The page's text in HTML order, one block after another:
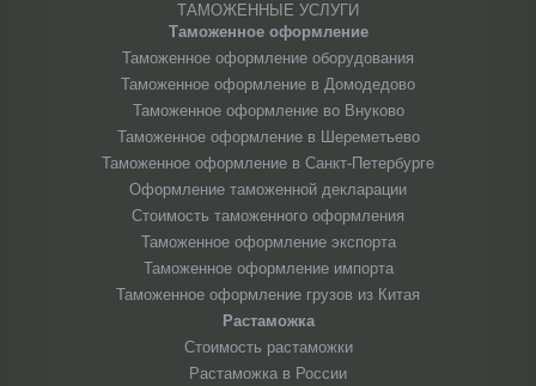
ТАМОЖЕННЫЕ УСЛУГИ
Таможенное оформление
Таможенное оформление оборудования
Таможенное оформление в Домодедово
Таможенное оформление во Внуково
Таможенное оформление в Шереметьево
Таможенное оформление в Санкт-Петербурге
Оформление таможенной декларации
Стоимость таможенного оформления
Таможенное оформление экспорта
Таможенное оформление импорта
Таможенное оформление грузов из Китая
Растаможка
Стоимость растаможки
Растаможка в России